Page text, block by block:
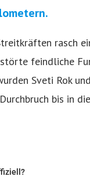
rasch
feindliche
Sveti Rok
bis in